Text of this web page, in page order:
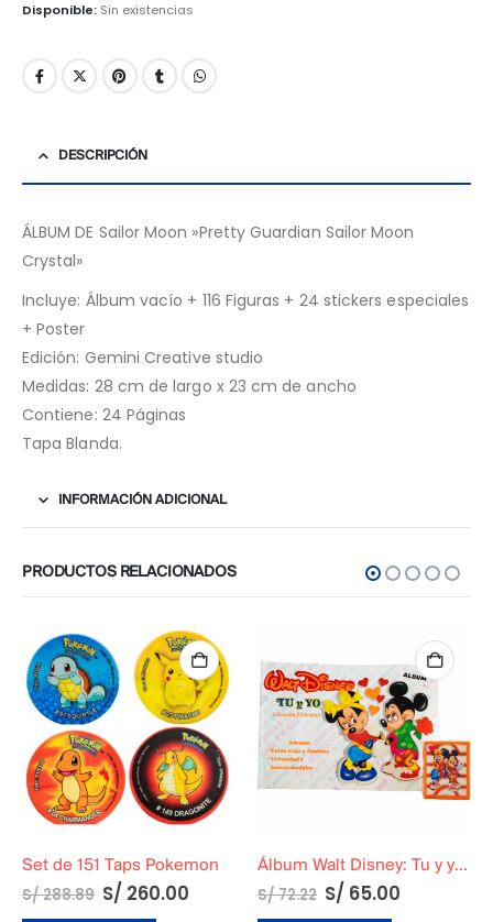
Disponible: Sin existencias
DESCRIPCIÓN
ÁLBUM DE Sailor Moon »Pretty Guardian Sailor Moon
Crystal»
Incluye: Álbum vacío + 116 Figuras + 24 stickers especiales
+ Poster
Edición: Gemini Creative studio
Medidas: 28 cm de largo x 23 cm de ancho
Contiene: 24 Páginas
Tapa Blanda.
INFORMACIÓN ADICIONAL
PRODUCTOS RELACIONADOS
Set de 151 Taps Pokemon
S/288.89 S/ 260.00
Álbum Walt Disney: Tu y yo en Tapa Blanda
S/72.22 S/ 65.00